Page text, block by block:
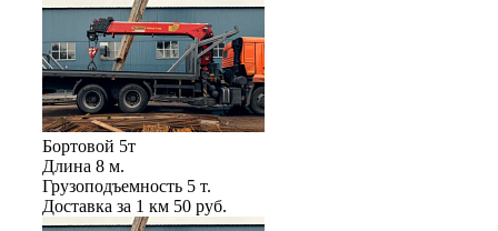
Бортовой 5т
Длина 8 м.
Грузоподъемность 5 т.
Доставка за 1 км 50 руб.